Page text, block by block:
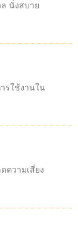
นั่งสบาย
รใช้งานใน
ความเสี่ยง